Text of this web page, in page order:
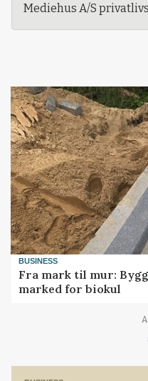
Mediehus A/S
BUSINESS
Fra mark til mur:
marked for biokul